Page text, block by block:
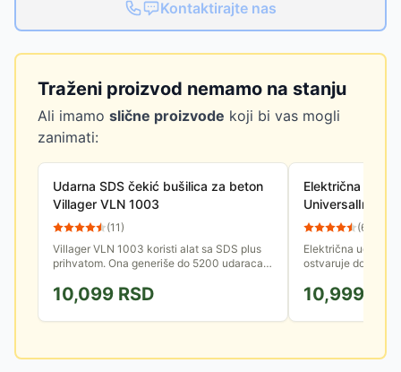
Kontaktirajte nas
Traženi proizvod nemamo na stanju
Ali imamo slične proizvode koji bi vas mogli
zanimati:
Udarna SDS čekić bušilica za beton
Villager VLN 1003
(11)
Villager VLN 1003 koristi alat sa SDS plus
prihvatom. Ona generiše do 5200 udaraca u
plastičnom koferu sa setom...
10,099 RSD
Električna
(64
Električna udarna
ostvaruje do
dubine i
10,999